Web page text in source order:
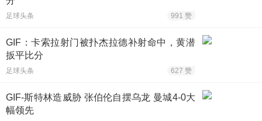
足球头条 991 赞
GIF：卡索拉射门被扑杰拉德补射命中，黄潜
扳平比分
足球头条 627 赞
GIF-斯特林造威胁 张伯伦自摆乌龙 曼城4-0大
幅领先